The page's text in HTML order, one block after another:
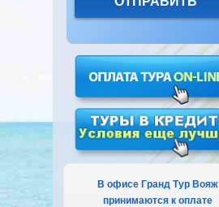
В офисе Гранд Тур Вояж
принимаются к оплате